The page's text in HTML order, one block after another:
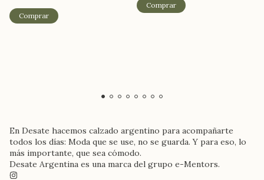
Comprar
Comprar
En Desate hacemos calzado argentino para acompañarte
todos los días: Moda que se use, no se guarda. Y para eso, lo
más importante, que sea cómodo.
Desate Argentina es una marca del grupo e-Mentors.